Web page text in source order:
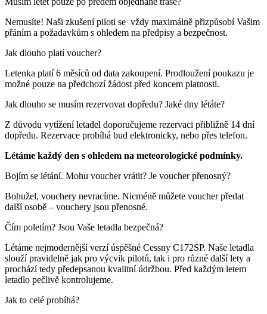
Nemusíte! Naši zkušení piloti se vždy maximálně přizpůsobí Vašim
přáním a požadavkům s ohledem na předpisy a bezpečnost.
Jak dlouho platí voucher?
Letenka platí 6 měsíců od data zakoupení. Prodloužení poukazu je
možné pouze na předchozí žádost před koncem platnosti.
Jak dlouho se musím rezervovat dopředu? Jaké dny létáte?
Z důvodu vytížení letadel doporučujeme rezervaci přibližně 14 dní
dopředu. Rezervace probíhá bud elektronicky, nebo přes telefon.
Létáme každý den s ohledem na meteorologické podmínky.
Bojím se létání. Mohu voucher vrátit? Je voucher přenosný?
Bohužel, vouchery nevracíme. Nicméně můžete voucher předat
další osobě – vouchery jsou přenosné.
Čím poletím? Jsou Vaše letadla bezpečná?
Létáme nejmodernější verzí úspěšné Cessny C172SP. Naše letadla
slouží pravidelně jak pro výcvik pilotů, tak i pro různé další lety a
prochází tedy předepsanou kvalitní údržbou. Před každým letem
letadlo pečlivě kontrolujeme.
Jak to celé probíhá?